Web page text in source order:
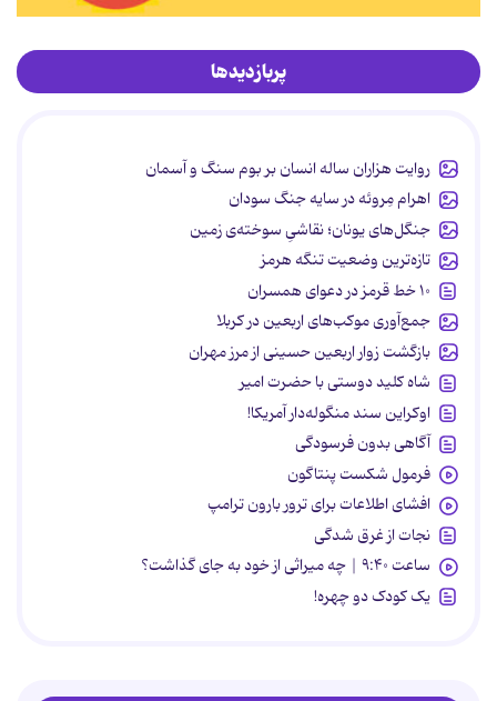
پربازدیدها
روایت هزاران ساله انسان بر بوم سنگ و آسمان
اهرام مِروئه در سایه جنگ سودان
جنگل‌های یونان؛ نقاشیِ سوخته‌ی زمین
تازه‌ترین وضعیت تنگه هرمز
۱۰ خط قرمز در دعوای همسران
جمع‌آوری موکب‌های اربعین در کربلا
بازگشت زوار اربعین حسینی از مرز مهران
شاه کلید دوستی با حضرت امیر
اوکراین سند منگوله‌دار آمریکا!
آگاهی بدون فرسودگی
فرمول شکست پنتاگون
افشای اطلاعات برای ترور بارون ترامپ
نجات از غرق شدگی
ساعت ۹:۴۰ | چه میراثی از خود به جای گذاشت؟
یک کودک دو چهره!